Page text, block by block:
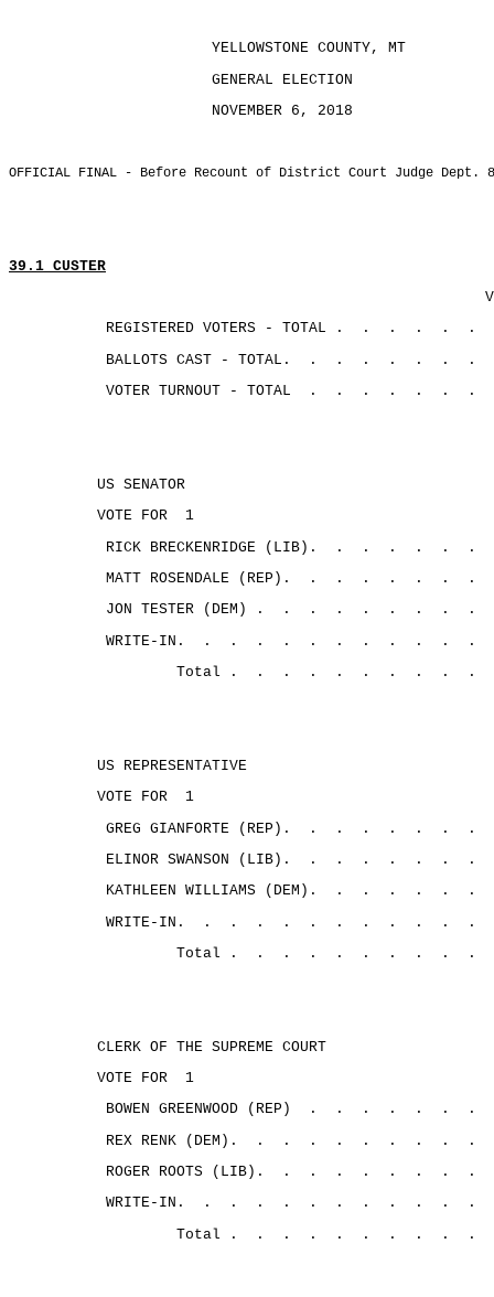
YELLOWSTONE COUNTY, MT
GENERAL ELECTION
NOVEMBER 6, 2018
OFFICIAL FINAL - Before Recount of District Court Judge Dept.
39.1 CUSTER
REGISTERED VOTERS - TOTAL .
. . . .
.
BALLOTS CAST - TOTAL.
. . . . . .
.
VOTER TURNOUT - TOTAL
. . . . . . .
US SENATOR
VOTE FOR
1
RICK BRECKENRIDGE (LIB).
. . . . .
.
MATT ROSENDALE (REP).
. . . . . .
.
JON TESTER (DEM) .
. . . . . . .
.
WRITE-IN.
. . . . . . . . . .
.
Total .
. . . . . . . . .
US REPRESENTATIVE
VOTE FOR
1
GREG GIANFORTE (REP).
. . . . . .
.
ELINOR SWANSON (LIB).
. . . . . .
.
KATHLEEN WILLIAMS (DEM).
. . . . .
.
WRITE-IN.
. . . . . . . . . .
.
Total .
. . . . . . . . .
CLERK OF THE SUPREME COURT
VOTE FOR
1
BOWEN GREENWOOD (REP)
. . . . . .
.
REX RENK (DEM).
. . . . . . . .
.
ROGER ROOTS (LIB).
. . . . . . .
.
WRITE-IN.
. . . . . . . . . .
.
Total .
. . . . . . . . .